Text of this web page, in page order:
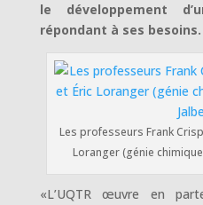
le développement
répondant à ses besoins.
Les professeurs Frank
Loranger (génie
«L’UQTR œuvre en